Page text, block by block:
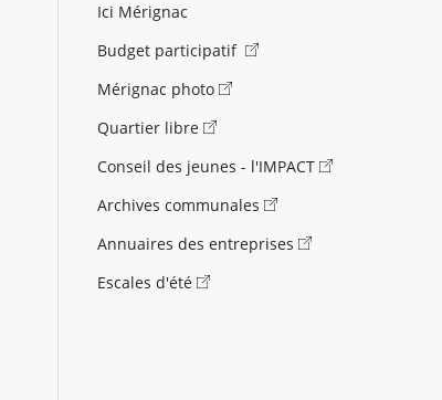
Ici Mérignac
Budget participatif
Mérignac photo
Quartier libre
Conseil des jeunes - l'IMPACT
Archives communales
Annuaires des entreprises
Escales d'été